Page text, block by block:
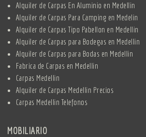
Alquiler de Carpas En Aluminio en Medellin
Alquiler de Carpas Para Camping en Medelin
Alquiler de Carpas Tipo Pabellon en Medellin
Alquiler de Carpas para Bodegas en Medellin
Alquiler de Carpas para Bodas en Medellin
Fabrica de Carpas en Medellin
Carpas Medellin
Alquiler de Carpas Medellin Precios
Carpas Medellin Telefonos
MOBILIARIO